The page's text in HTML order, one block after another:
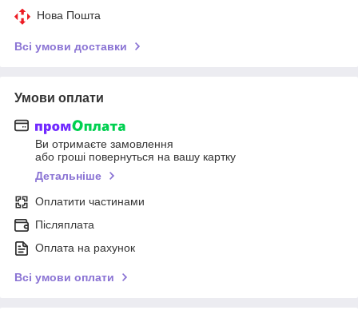
Нова Пошта
Всі умови доставки
Умови оплати
Ви отримаєте замовлення
або гроші повернуться на вашу картку
Детальніше
Оплатити частинами
Післяплата
Оплата на рахунок
Всі умови оплати